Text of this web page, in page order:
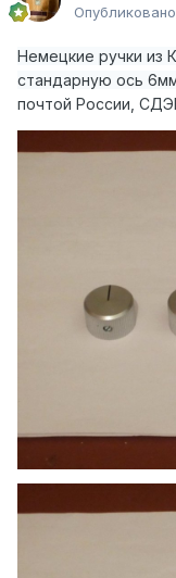
Немецкие ручки из
стандарную ось
почтой России,